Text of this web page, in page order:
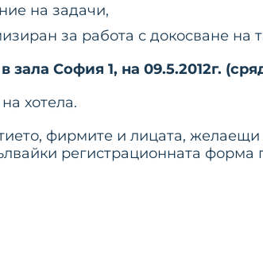
на задачи,
за работа с докосване на
София 1, на 09.5.2012г.
хотела.
фирмите и лицата, желаещи
регистрационната форма